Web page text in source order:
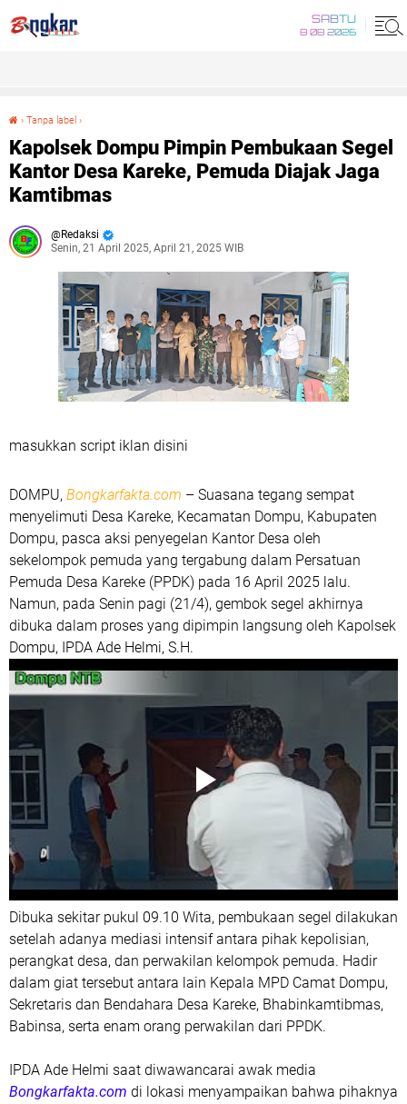
SABTU
8 08 2026
› Tanpa label ›
Kapolsek Dompu Pimpin Pembukaan Segel
Kantor Desa Kareke, Pemuda Diajak Jaga
Kamtibmas
Redaksi
Senin, 21 April 2025, April 21, 2025 WIB
masukkan script iklan disini
DOMPU, Bongkarfakta.com – Suasana tegang sempat
menyelimuti Desa Kareke, Kecamatan Dompu, Kabupaten
Dompu, pasca aksi penyegelan Kantor Desa oleh
sekelompok pemuda yang tergabung dalam Persatuan
Pemuda Desa Kareke (PPDK) pada 16 April 2025 lalu.
Namun, pada Senin pagi (21/4), gembok segel akhirnya
dibuka dalam proses yang dipimpin langsung oleh Kapolsek
Dompu, IPDA Ade Helmi, S.H.
Dibuka sekitar pukul 09.10 Wita, pembukaan segel dilakukan
setelah adanya mediasi intensif antara pihak kepolisian,
perangkat desa, dan perwakilan kelompok pemuda. Hadir
dalam giat tersebut antara lain Kepala MPD Camat Dompu,
Sekretaris dan Bendahara Desa Kareke, Bhabinkamtibmas,
Babinsa, serta enam orang perwakilan dari PPDK.
IPDA Ade Helmi saat diwawancarai awak media
Bongkarfakta.com di lokasi menyampaikan bahwa pihaknya